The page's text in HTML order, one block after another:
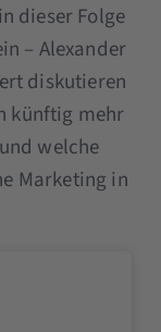
dieser Folge
– Alexander
diskutieren
künftig mehr
welche
Marketing in